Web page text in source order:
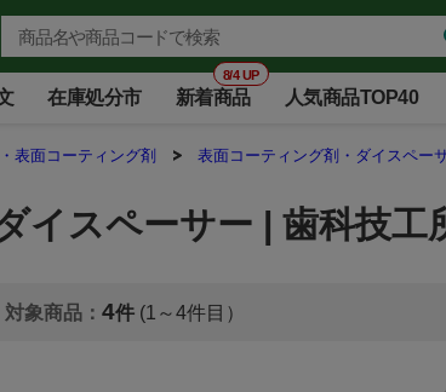
在庫処分市 新着商品
8/4 UP
人気商品TOP40
表面コーティング剤 表面コーティング剤・ダイスペー
イスペーサー | 歯科技工
4 (1～4